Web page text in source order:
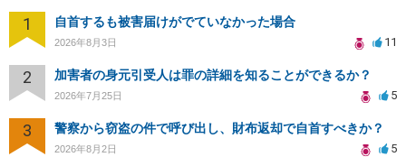
1 自首するも被害届けがでていなかった場合
2026年8月3日 11
2 加害者の身元引受人は罪の詳細を知ることができるか？
2026年7月25日 5
3 警察から窃盗の件で呼び出し、財布返却で自首すべきか？
2026年8月2日 5